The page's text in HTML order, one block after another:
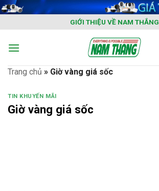
Skip
content
GIỚI THIỆU VỀ NAM THẮNG
Trang chủ » Giờ vàng giá sốc
TIN KHUYẾN MÃI
Giờ vàng giá sốc